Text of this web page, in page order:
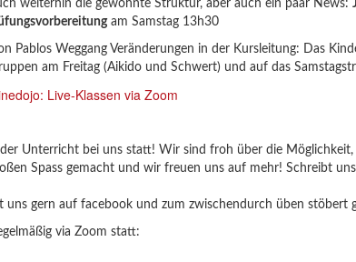
weiterhin die gewohnte Struktur, aber auch ein paar News:
am Samstag 13h30
Pablos Weggang Veränderungen in der Kursleitung: Das
am Freitag (Aikido und Schwert) und auf das
Unterricht bei uns statt! Wir sind froh über die
Spass gemacht und wir freuen uns auf mehr! Schreibt
uns gern auf facebook und zum zwischendurch üben stöbert
via Zoom statt: